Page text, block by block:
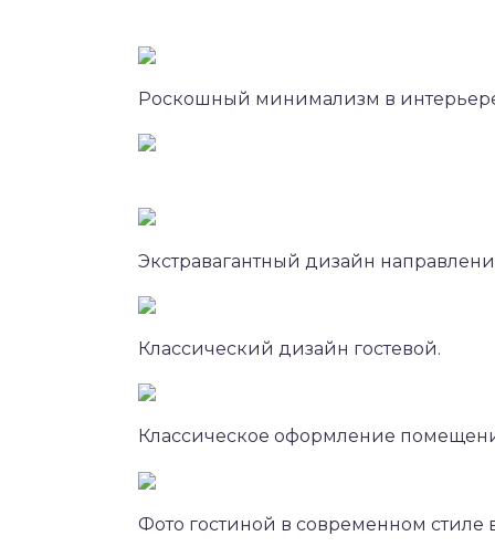
Роскошный минимализм в
Экстравагантный дизайн
Классический дизайн гостевой.
Классическое оформление
Фото гостиной в современном стиле